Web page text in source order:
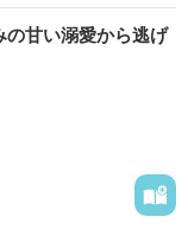
の甘い溺愛から逃げ